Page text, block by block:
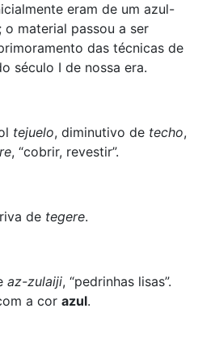
eram de um azul-
o material passou a ser
das técnicas de
século I de nossa era.
tejuelo, diminutivo de techo,
, “cobrir, revestir”.
de tegere.
az-zulaiji, “pedrinhas lisas”.
a cor azul.